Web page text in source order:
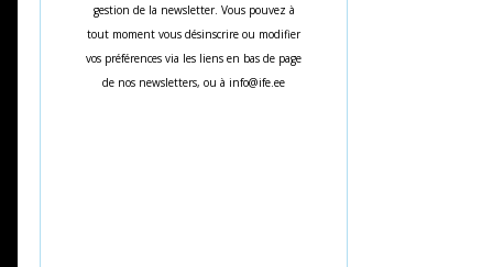
gestion de la newsletter. Vous pouvez à
tout moment vous désinscrire ou modifier
vos préférences via les liens en bas de page
de nos newsletters, ou à info@ife.ee